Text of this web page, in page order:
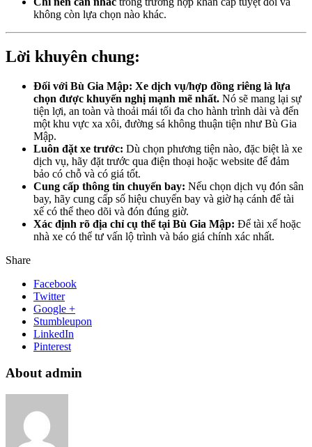
không còn lựa chọn nào khác.
Lời khuyên chung:
Đối với Bù Gia Mập: Xe dịch vụ/hợp đồng riêng là lựa
chọn được khuyến nghị mạnh mẽ nhất. Nó sẽ mang lại sự
tiện lợi, an toàn và thoải mái tối đa cho hành trình dài và đến
một khu vực xa xôi, đường sá không thuận tiện như Bù Gia
Mập.
Luôn đặt xe trước: Dù chọn phương tiện nào, đặc biệt là xe
dịch vụ, hãy đặt trước qua điện thoại hoặc website để đảm
bảo có chỗ và có giá tốt.
Cung cấp thông tin chuyến bay: Nếu chọn dịch vụ đón sân
bay, hãy cung cấp số hiệu chuyến bay và giờ hạ cánh để tài
xế có thể theo dõi và đón đúng giờ.
Xác định rõ địa chỉ cụ thể tại Bù Gia Mập: Để tài xế hoặc
nhà xe có thể tư vấn lộ trình và báo giá chính xác nhất.
Share
Facebook
Twitter
Google +
Stumbleupon
LinkedIn
Pinterest
About admin